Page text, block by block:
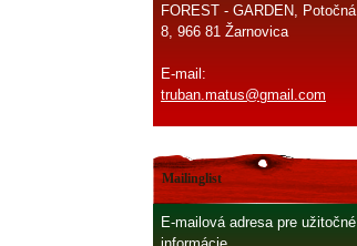
FOREST - GARDEN, Potočná
8, 966 81 Žarnovica
E-mail:
truban.matus@gmail.com
Mailinglist
E-mailová adresa pre užitočné